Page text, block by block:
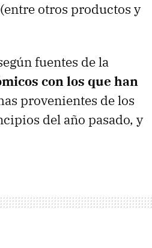
otros productos y
fuentes de la
con los que han
provenientes de los
del año pasado, y